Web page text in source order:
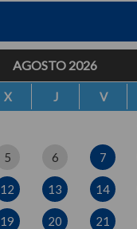
AGOSTO 2026
X J V
5 6 7
12 13 14
19 20 21